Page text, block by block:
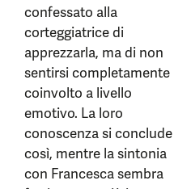
confessato alla
corteggiatrice di
apprezzarla, ma di non
sentirsi completamente
coinvolto a livello
emotivo. La loro
conoscenza si conclude
così, mentre la sintonia
con Francesca sembra